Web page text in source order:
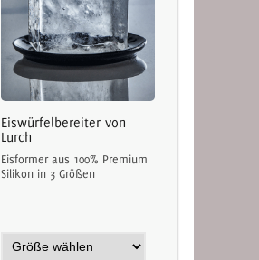
Eiswürfelbereiter von
Lurch
Eisformer aus 100% Premium
Silikon in 3 Größen